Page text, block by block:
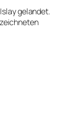
gelandet.